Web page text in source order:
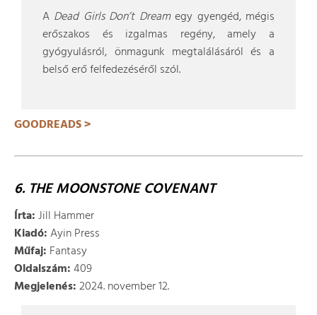
A Dead Girls Don’t Dreamegy gyengéd, mégis
erőszakos és izgalmas regény, amely a
gyógyulásról, önmagunk megtalálásáról és a
belső erő felfedezéséről szól.
GOODREADS >
6. THE MOONSTONE COVENANT
Írta:Jill Hammer
Kiadó:Ayin Press
Műfaj: Fantasy
Oldalszám:409
Megjelenés:2024. november 12.